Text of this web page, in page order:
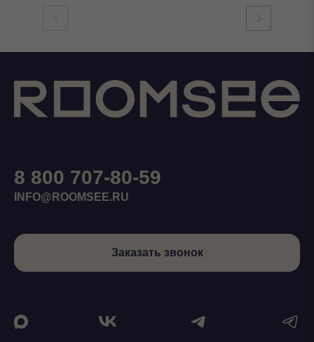
8 800 707-80-59
INFO@ROOMSEE.RU
Заказать звонок